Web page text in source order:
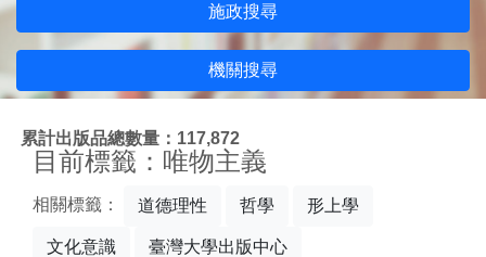
施政搜尋
機關搜尋
累計出版品總數量：117,872
目前標籤：唯物主義
相關標籤： 道德理性 哲學 形上學
文化意識 臺灣大學出版中心